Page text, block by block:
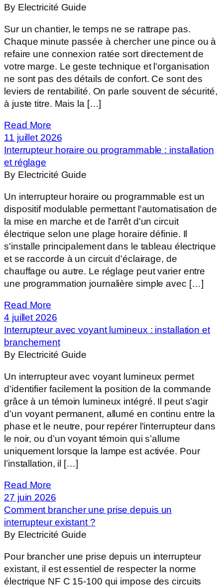
By Electricité Guide
Sur un chantier, le temps ne se rattrape pas.
Chaque minute passée à chercher une pince ou à
refaire une connexion ratée sort directement de
votre marge. Le geste technique et l'organisation
ne sont pas des détails de confort. Ce sont des
leviers de rentabilité. On parle souvent de sécurité,
à juste titre. Mais la […]
Read More
11 juillet 2026
Interrupteur horaire ou programmable : installation
et réglage
By Electricité Guide
Un interrupteur horaire ou programmable est un
dispositif modulable permettant l'automatisation de
la mise en marche et de l'arrêt d'un circuit
électrique selon une plage horaire définie. Il
s'installe principalement dans le tableau électrique
et se raccorde à un circuit d'éclairage, de
chauffage ou autre. Le réglage peut varier entre
une programmation journalière simple avec […]
Read More
4 juillet 2026
Interrupteur avec voyant lumineux : installation et
branchement
By Electricité Guide
Un interrupteur avec voyant lumineux permet
d’identifier facilement la position de la commande
grâce à un témoin lumineux intégré. Il peut s’agir
d’un voyant permanent, allumé en continu entre la
phase et le neutre, pour repérer l'interrupteur dans
le noir, ou d’un voyant témoin qui s’allume
uniquement lorsque la lampe est activée. Pour
l’installation, il […]
Read More
27 juin 2026
Comment brancher une prise depuis un
interrupteur existant ?
By Electricité Guide
Pour brancher une prise depuis un interrupteur
existant, il est essentiel de respecter la norme
électrique NF C 15-100 qui impose des circuits